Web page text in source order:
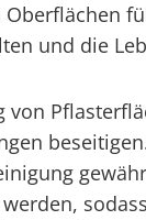
Oberflächen
und die
von